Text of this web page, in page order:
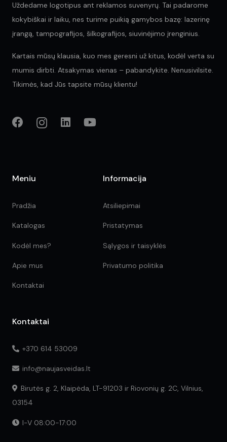
Uždedame logotipus ant reklamos suvenyrų. Tai padarome
kokybiškai ir laiku, nes turime puikią gamybos bazę: lazerinę
įrangą, tampografijos, šilkografijos, siuvinėjimo įrenginius.
Kartais mūsų klausia, kuo mes geresni už kitus, kodėl verta su
mumis dirbti. Atsakymas vienas – pabandykite. Nenusivilsite.
Tikimės, kad Jūs tapsite mūsų klientu!
Meniu
Pradžia
Katalogas
Kodėl mes?
Apie mus
Kontaktai
Informacija
Atsiliepimai
Pristatymas
Sąlygos ir taisyklės
Privatumo politika
Kontaktai
+370 614 53009
info@naujasveidas.lt
Birutės g. 2, Klaipėda, LT-91203 ir Riovonių g. 2C, Vilnius,
03154
I-V 08:00-17:00